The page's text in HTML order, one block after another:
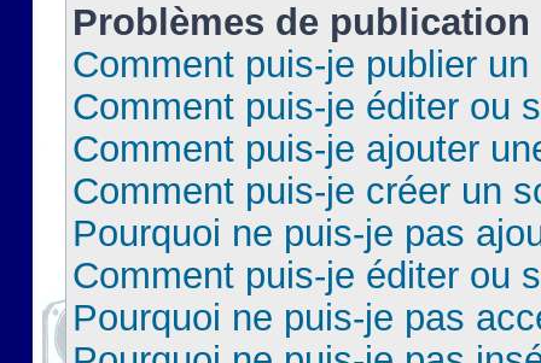
Problèmes de publication
Comment puis-je publier
Comment puis-je éditer ou
Comment puis-je ajouter
Comment puis-je créer un
Pourquoi ne puis-je pas
Comment puis-je éditer ou
Pourquoi ne puis-je pas